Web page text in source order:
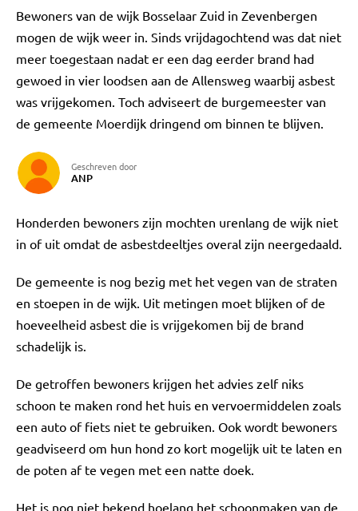
Bewoners van de wijk Bosselaar Zuid in Zevenbergen
mogen de wijk weer in. Sinds vrijdagochtend was dat niet
meer toegestaan nadat er een dag eerder brand had
gewoed in vier loodsen aan de Allensweg waarbij asbest
was vrijgekomen. Toch adviseert de burgemeester van
de gemeente Moerdijk dringend om binnen te blijven.
Geschreven door
ANP
Honderden bewoners zijn mochten urenlang de wijk niet
in of uit omdat de asbestdeeltjes overal zijn neergedaald.
De gemeente is nog bezig met het vegen van de straten
en stoepen in de wijk. Uit metingen moet blijken of de
hoeveelheid asbest die is vrijgekomen bij de brand
schadelijk is.
De getroffen bewoners krijgen het advies zelf niks
schoon te maken rond het huis en vervoermiddelen zoals
een auto of fiets niet te gebruiken. Ook wordt bewoners
geadviseerd om hun hond zo kort mogelijk uit te laten en
de poten af te vegen met een natte doek.
Het is nog niet bekend hoelang het schoonmaken van de